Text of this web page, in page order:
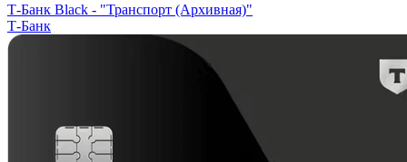
Т-Банк Black - "Транспорт (Архивная)"
Т-Банк